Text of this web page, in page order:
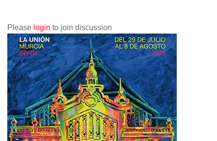
Please login to join discussion